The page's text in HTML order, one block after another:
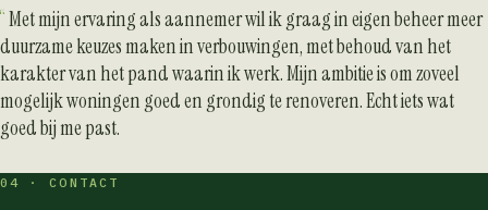
Met mijn ervaring als aannemer wil ik graag in eigen beheer meer
duurzame keuzes maken in verbouwingen, met behoud van het
karakter van het pand waarin ik werk. Mijn ambitie is om zoveel
mogelijk woningen goed en grondig te renoveren. Echt iets wat
goed bij me past.
04 · CONTACT